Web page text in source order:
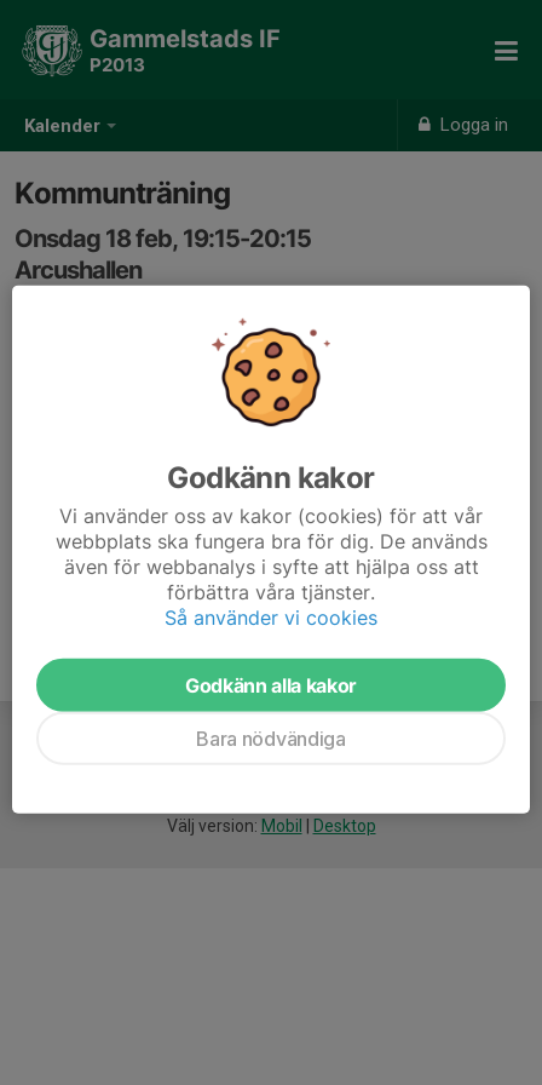
Kalender Logga in
Gammelstads IF
P2013
Kommunträning
Onsdag 18 feb, 19:15-20:15
Arcushallen
Välj version: Mobil Desktop
Godkänn kakor
Vi använder oss av kakor (cookies) för att vår
webbplats ska fungera bra för dig. De används
även för webbanalys i syfte att hjälpa oss att
förbättra våra tjänster.
Så använder vi cookies
Godkänn alla kakor
Bara nödvändiga